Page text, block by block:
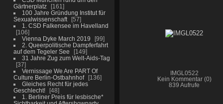
Gärtnerplatz
161
100 Jahre Gründung Institut für
Sexualwissenschaft
57
1. CSD Falkensee im Havelland
106
Vienna Dyke March 2019
99
2. Queerpolitische Dampferfahrt
auf dem Tegeler See
149
31 Jahre Zug zum Welt-Aids-Tag
37
Vernissage We Are PART Of
Culture Berlin-Ostbahnhof
136
Gleiches Recht für jedes
Geschlecht!
48
1. Berliner Preis für lesbische*
IMGL0522
Kein Kommentar (0)
839 Aufrufe